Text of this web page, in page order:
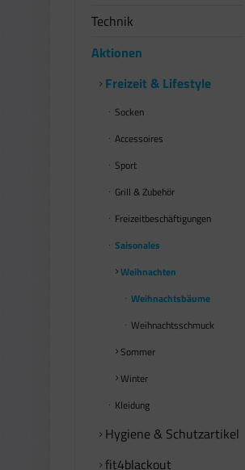
Technik
Aktionen
Freizeit & Lifestyle
Socken
Accessoires
Sport
Grill & Zubehör
Freizeitbeschäftigungen
Saisonales
Weihnachten
Weihnachtsbäume
Weihnachtsschmuck
Sommer
Winter
Kleidung
Hygiene & Schutzartikel
fit4blackout